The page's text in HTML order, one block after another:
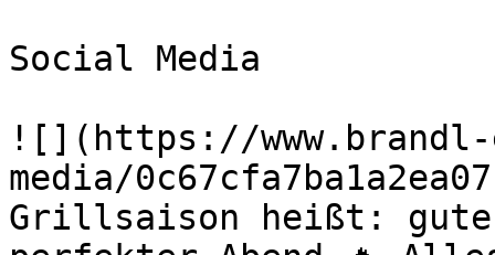
Social Media
![](https://
media/
Grillsaison heißt: